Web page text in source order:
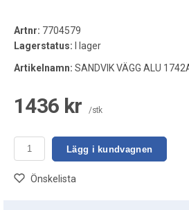
Artnr: 7704579
Lagerstatus: I lager
Artikelnamn: SANDVIK VÄGG ALU
1436 kr /stk
Lägg i kundvagnen
Önskelista